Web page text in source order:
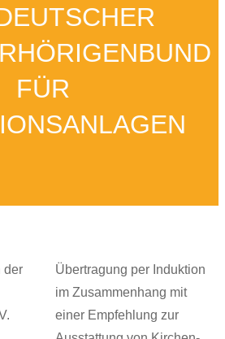
FÜR
der
Übertragung per Induktion
im Zusammenhang mit
einer Empfehlung zur